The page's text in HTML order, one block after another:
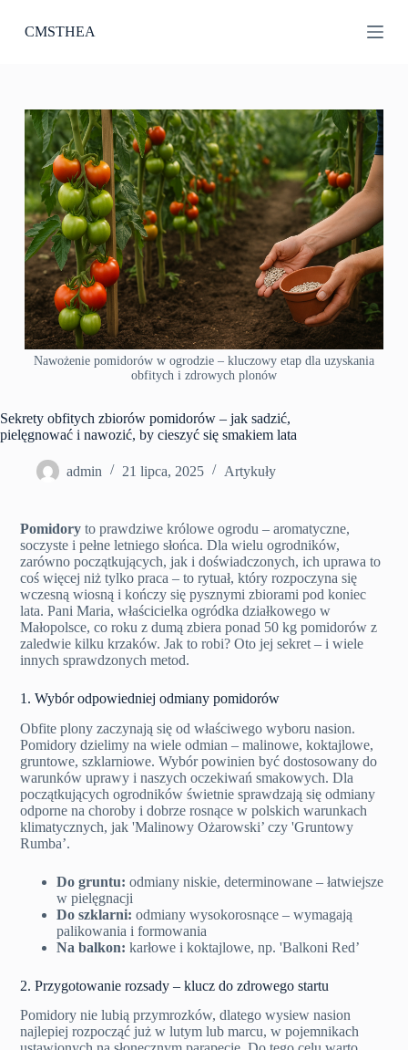
CMSTHEA
Nawożenie pomidorów w ogrodzie – kluczowy etap dla uzyskania
obfitych i zdrowych plonów
Sekrety obfitych zbiorów pomidorów – jak sadzić,
pielęgnować i nawozić, by cieszyć się smakiem lata
admin 21 lipca, 2025 Artykuły
Pomidory to prawdziwe królowe ogrodu – aromatyczne,
soczyste i pełne letniego słońca. Dla wielu ogrodników,
zarówno początkujących, jak i doświadczonych, ich uprawa to
coś więcej niż tylko praca – to rytuał, który rozpoczyna się
wczesną wiosną i kończy się pysznymi zbiorami pod koniec
lata. Pani Maria, właścicielka ogródka działkowego w
Małopolsce, co roku z dumą zbiera ponad 50 kg pomidorów z
zaledwie kilku krzaków. Jak to robi? Oto jej sekret – i wiele
innych sprawdzonych metod.
1. Wybór odpowiedniej odmiany pomidorów
Obfite plony zaczynają się od właściwego wyboru nasion.
Pomidory dzielimy na wiele odmian – malinowe, koktajlowe,
gruntowe, szklarniowe. Wybór powinien być dostosowany do
warunków uprawy i naszych oczekiwań smakowych. Dla
początkujących ogrodników świetnie sprawdzają się odmiany
odporne na choroby i dobrze rosnące w polskich warunkach
klimatycznych, jak 'Malinowy Ożarowski’ czy 'Gruntowy
Rumba’.
Do gruntu: odmiany niskie, determinowane – łatwiejsze
w pielęgnacji
Do szklarni: odmiany wysokorosnące – wymagają
palikowania i formowania
Na balkon: karłowe i koktajlowe, np. 'Balkoni Red’
2. Przygotowanie rozsady – klucz do zdrowego startu
Pomidory nie lubią przymrozków, dlatego wysiew nasion
najlepiej rozpocząć już w lutym lub marcu, w pojemnikach